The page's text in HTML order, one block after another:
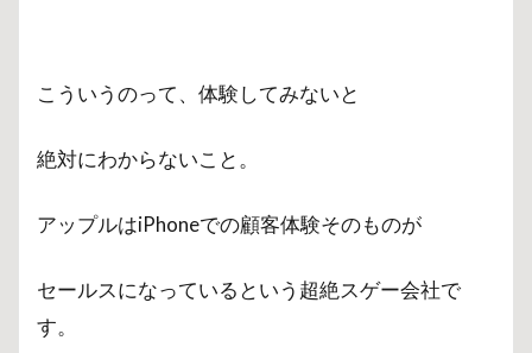
こういうのって、体験してみないと
絶対にわからないこと。
アップルはiPhoneでの顧客体験そのものが
セールスになっているという超絶スゲー会社で
す。